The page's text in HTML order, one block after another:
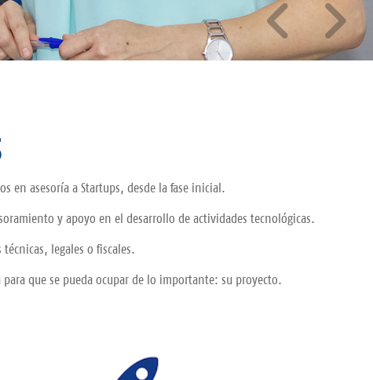
en asesoría a Startups, desde la fase inicial.
y apoyo en el desarrollo de actividades tecnológicas.
legales o fiscales.
que se pueda ocupar de lo importante: su proyecto.